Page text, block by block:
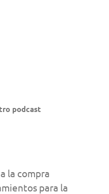
podcast
la compra
para la